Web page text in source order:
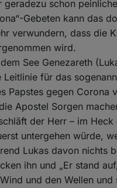
geradezu schon
Gebeten kann das
verwundern, dass die
wird.
See Genezareth
für das
Papstes gegen Corona
Apostel Sorgen
der Herr – im Heck
untergehen würde,
Lukas davon nichts
ihn und „Er stand auf,
und den Wellen und